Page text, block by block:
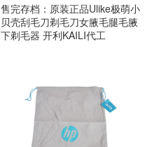
售完存档：原装正品Ulike极萌小
贝壳刮毛刀剃毛刀女腋毛腿毛腋
下剃毛器 开利KAILI代工